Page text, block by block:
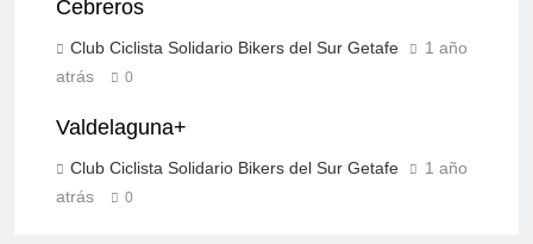
Cebreros
Club Ciclista Solidario Bikers del Sur Getafe
1 año
atrás
0
Valdelaguna+
Club Ciclista Solidario Bikers del Sur Getafe
1 año
atrás
0